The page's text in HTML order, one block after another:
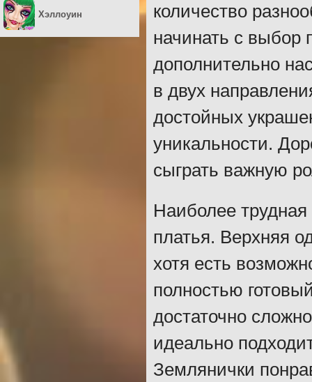
количество
начинать с выбор
дополнительно
в двух
достойных
уникальности.
сыграть важную
Наиболее
платья. Верхняя
хотя есть
полностью
достаточно
идеально
Землянички
Хэллоуин